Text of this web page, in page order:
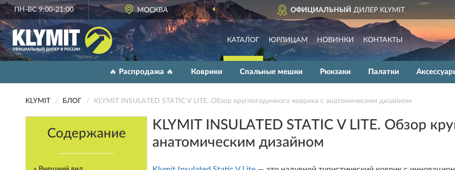
ПН-ВС 9:00-21:00 МОСКВА
ОФИЦИАЛЬНЫЙ ДИЛЕР KLYMIT ДОСТАВИМ
КАТАЛОГ ЮРЛИЦАМ НОВИНКИ КОНТАКТЫ
🔥 Распродажа 🔥 Коврики Спальные мешки Рюкзаки Палатки
KLYMIT БЛОГ KLYMIT INSULATED STATIC V LITE. Обзор круглогодичного коврика с анатомическим дизайном
Содержание
KLYMIT INSULATED STATIC V LITE. Обзор
анатомическим дизайном